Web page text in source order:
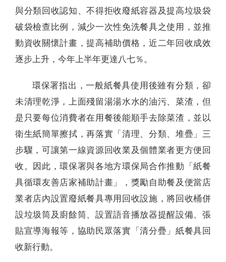
與分類回收認知、不得拒收廢紙容器及提高垃圾袋
破袋檢查比例，減少一次性免洗餐具之使用，並推
動資收關懷計畫，提高補助價格，近二年回收成效
逐步上升，今年上半年更達八七％。
環保署指出，一般紙餐具使用後雖有分類，卻
未清理乾淨，上面殘留湯湯水水的油污、菜渣，但
是只要每位消費者在用餐後能順手去除菜渣，並以
衛生紙簡單擦拭，再落實「清理、分類、堆疊」三
步驟，可讓第一線資源回收業及個體業者更方便回
收。因此，環保署與各地方環保局合作推動「紙餐
具循環友善店家補助計畫」，獎勵自助餐及便當店
業者店內設置廢紙餐具專用回收設施，將回收桶併
設垃圾筒及廚餘筒、設置語音播放器提醒設備、張
貼宣導海報等，協助民眾落實「清分疊」紙餐具回
收新行動。